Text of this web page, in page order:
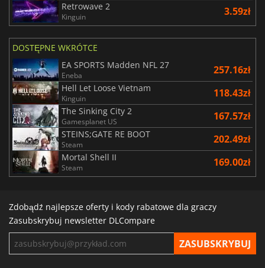
Retrowave 2
Kinguin 3.59zł
DOSTĘPNE WKRÓTCE
EA SPORTS Madden NFL 27
Eneba 257.16zł
Hell Let Loose Vietnam
Kinguin 118.43zł
The Sinking City 2
Gamesplanet US 167.57zł
STEINS;GATE RE BOOT
Steam 202.49zł
Mortal Shell II
Steam 169.00zł
Zdobądź najlepsze oferty i kody rabatowe dla graczy
Zasubskrybuj newsletter DLCompare